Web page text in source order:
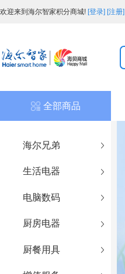
欢迎来到海尔智家积分商城! [登录] [注册]
全部商品
海尔兄弟
生活电器
电脑数码
厨房电器
厨餐用具